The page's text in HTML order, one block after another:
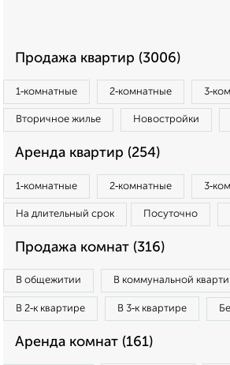
Продажа квартир (3006)
1‑комнатные 2‑комнатные
Вторичное жилье Новостройки
Аренда квартир (254)
1‑комнатные 2‑комнатные
На длительный срок Посуточно
Продажа комнат (316)
В общежитии В коммунальной
В 2‑к квартире В 3‑к квартире
Аренда комнат (161)